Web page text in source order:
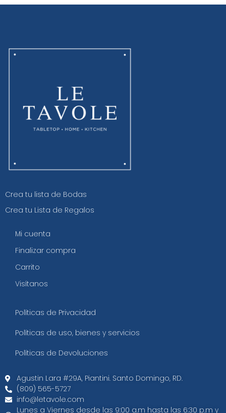
Crea tu lista de Bodas
Crea tu Lista de Regalos
Mi cuenta
Finalizar compra
Carrito
Visítanos
Políticas de Privacidad
Políticas de uso, bienes y servicios
Políticas de Devoluciones
Agustin Lara #29A, Piantini. Santo Domingo, RD.​
(809) 565-5727
info@letavole.com
Lunes a Viernes desde las 9:00 a.m hasta las 6:30 p.m y